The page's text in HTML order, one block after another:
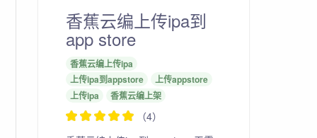
香蕉云编上传ipa到
app store
香蕉云编上传ipa
上传ipa到appstore
上传appstore
上传ipa
香蕉云编上架
（4）